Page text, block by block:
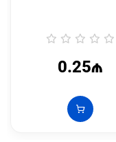
0.25₼